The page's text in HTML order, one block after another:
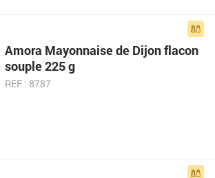
Amora Mayonnaise de Dijon flacon
souple 225 g
REF : 8787